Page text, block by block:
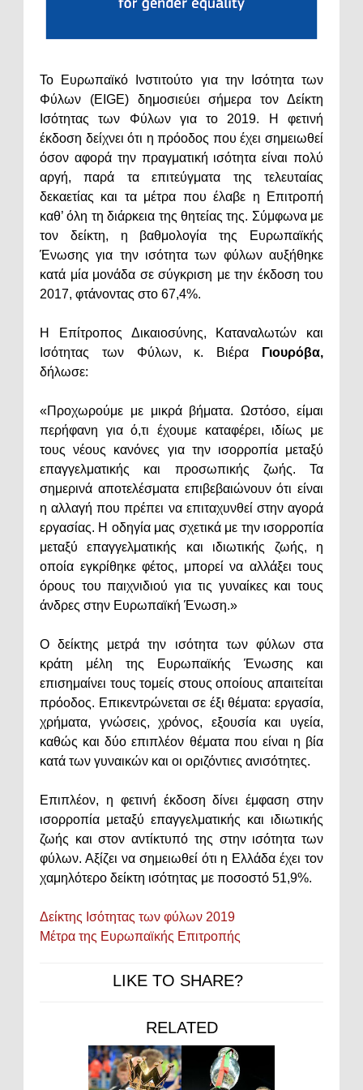
Το Ευρωπαϊκό Ινστιτούτο για την Ισότητα των
Φύλων (EIGE) δημοσιεύει σήμερα τον Δείκτη
Ισότητας των Φύλων για το 2019. Η φετινή
έκδοση δείχνει ότι η πρόοδος που έχει σημειωθεί
όσον αφορά την πραγματική ισότητα είναι πολύ
αργή, παρά τα επιτεύγματα της τελευταίας
δεκαετίας και τα μέτρα που έλαβε η Επιτροπή
καθ’ όλη τη διάρκεια της θητείας της. Σύμφωνα με
τον δείκτη, η βαθμολογία της Ευρωπαϊκής
Ένωσης για την ισότητα των φύλων αυξήθηκε
κατά μία μονάδα σε σύγκριση με την έκδοση του
2017, φτάνοντας στο 67,4%.
Η Επίτροπος Δικαιοσύνης, Καταναλωτών και
Ισότητας των Φύλων, κ. Βιέρα Γιουρόβα,
δήλωσε:
«Προχωρούμε με μικρά βήματα. Ωστόσο, είμαι
περήφανη για ό,τι έχουμε καταφέρει, ιδίως με
τους νέους κανόνες για την ισορροπία μεταξύ
επαγγελματικής και προσωπικής ζωής. Τα
σημερινά αποτελέσματα επιβεβαιώνουν ότι είναι
η αλλαγή που πρέπει να επιταχυνθεί στην αγορά
εργασίας. Η οδηγία μας σχετικά με την ισορροπία
μεταξύ επαγγελματικής και ιδιωτικής ζωής, η
οποία εγκρίθηκε φέτος, μπορεί να αλλάξει τους
όρους του παιχνιδιού για τις γυναίκες και τους
άνδρες στην Ευρωπαϊκή Ένωση.»
Ο δείκτης μετρά την ισότητα των φύλων στα
κράτη μέλη της Ευρωπαϊκής Ένωσης και
επισημαίνει τους τομείς στους οποίους απαιτείται
πρόοδος. Επικεντρώνεται σε έξι θέματα: εργασία,
χρήματα, γνώσεις, χρόνος, εξουσία και υγεία,
καθώς και δύο επιπλέον θέματα που είναι η βία
κατά των γυναικών και οι οριζόντιες ανισότητες.
Επιπλέον, η φετινή έκδοση δίνει έμφαση στην
ισορροπία μεταξύ επαγγελματικής και ιδιωτικής
ζωής και στον αντίκτυπό της στην ισότητα των
φύλων. Αξίζει να σημειωθεί ότι η Ελλάδα έχει τον
χαμηλότερο δείκτη ισότητας με ποσοστό 51,9%.
Δείκτης Ισότητας των φύλων 2019
Μέτρα της Ευρωπαϊκής Επιτροπής
LIKE TO SHARE?
RELATED